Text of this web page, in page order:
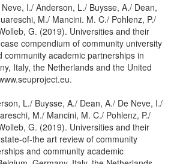
I./ Anderson, L./ Buysse, A./ Dean,
M./ Mancini. M. C./ Pohlenz, P./
G. (2019). Universities and their
compendium of community university
community academic partnerships in
Italy, the Netherlands and the United
L./ Buysse, A./ Dean, A./ De Neve, I./
M./ Mancini, M. C./ Pohlenz, P./
G. (2019). Universities and their
of-the art review of community
and community academic